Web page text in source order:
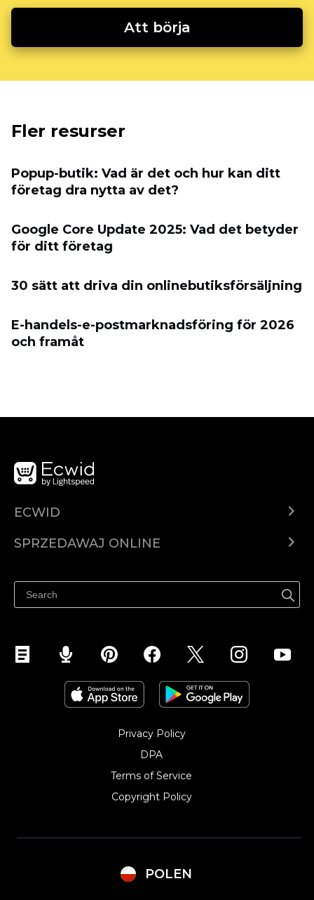
Att börja
Fler resurser
Popup-butik: Vad är det och hur kan ditt
företag dra nytta av det?
Google Core Update 2025: Vad det betyder
för ditt företag
30 sätt att driva din onlinebutiksförsäljning
E-handels-e-postmarknadsföring för 2026
och framåt
ECWID
Cena
SPRZEDAWAJ ONLINE
Sprzedawaj na Facebooku
Sprzedawaj na Instagramie
Privacy Policy
DPA
Terms of Service
Copyright Policy‎
POLEN